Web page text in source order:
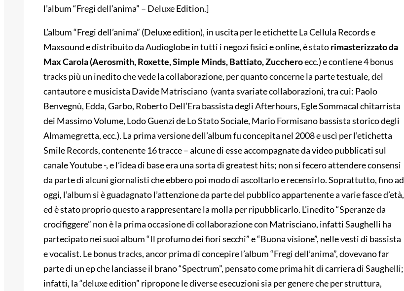
l’album “Fregi dell’anima” – Deluxe Edition.]
L’album “Fregi dell’anima” (Deluxe edition), in uscita per le etichette La Cellula Records e
Maxsound e distribuito da Audioglobe in tutti i negozi fisici e online, è statorimasterizzato da
Max Carola (Aerosmith, Roxette, Simple Minds, Battiato, Zuccheroecc.) e contiene 4 bonus
tracks più un inedito che vede la collaborazione, per quanto concerne la parte testuale, del
cantautore e musicista Davide Matrisciano (vanta svariate collaborazioni, tra cui: Paolo
Benvegnù, Edda, Garbo, Roberto Dell’Era bassista degli Afterhours, Egle Sommacal chitarrista
dei Massimo Volume, Lodo Guenzi de Lo Stato Sociale, Mario Formisano bassista storico degli
Almamegretta, ecc.). La prima versione dell’album fu concepita nel 2008 e uscì per l’etichetta
Smile Records, contenente 16 tracce – alcune di esse accompagnate da video pubblicati sul
canale Youtube -, e l’idea di base era una sorta di greatest hits; non si fecero attendere consensi
da parte di alcuni giornalisti che ebbero poi modo di ascoltarlo e recensirlo. Soprattutto, fino ad
oggi, l’album si è guadagnato l’attenzione da parte del pubblico appartenente a varie fasce d’età,
ed è stato proprio questo a rappresentare la molla per ripubblicarlo. L’inedito “Speranze da
crocifiggere” non è la prima occasione di collaborazione con Matrisciano, infatti Saughelli ha
partecipato nei suoi album “Il profumo dei fiori secchi” e “Buona visione”, nelle vesti di bassista
e vocalist. Le bonus tracks, ancor prima di concepire l’album “Fregi dell’anima”, dovevano far
parte di un ep che lanciasse il brano “Spectrum”, pensato come prima hit di carriera di Saughelli;
infatti, la “deluxe edition” ripropone le diverse esecuzioni sia per genere che per struttura,